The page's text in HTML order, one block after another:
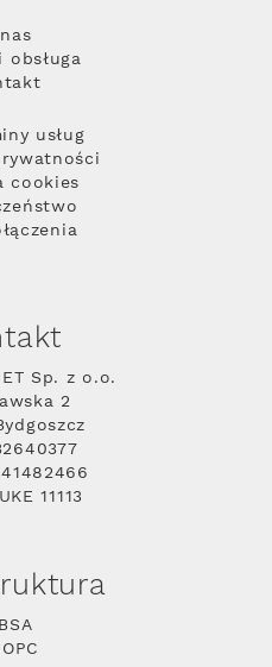
obsługa
usług
cookies
Sp. z o.o.
2
11113